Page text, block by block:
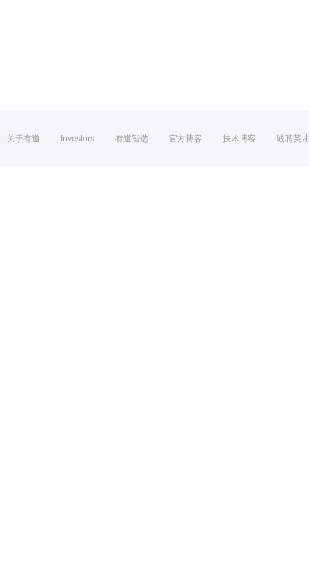
关于有道 Investors 有道智选 官方博客 技术博客 诚聘英才